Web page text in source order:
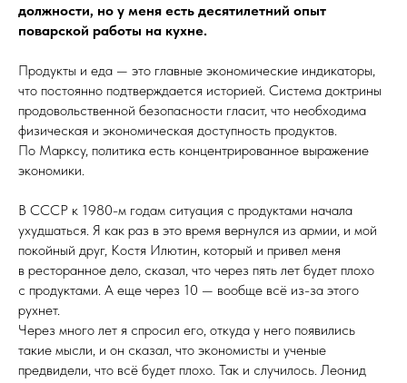
должности, но у меня есть десятилетний опыт
поварской работы на кухне.
Продукты и еда — это главные экономические индикаторы,
что постоянно подтверждается историей. Система доктрины
продовольственной безопасности гласит, что необходима
физическая и экономическая доступность продуктов.
По Марксу, политика есть концентрированное выражение
экономики.
В СССР к 1980-м годам ситуация с продуктами начала
ухудшаться. Я как раз в это время вернулся из армии, и мой
покойный друг, Костя Илютин, который и привел меня
в ресторанное дело, сказал, что через пять лет будет плохо
с продуктами. А еще через 10 — вообще всё из-за этого
рухнет.
Через много лет я спросил его, откуда у него появились
такие мысли, и он сказал, что экономисты и ученые
предвидели, что всё будет плохо. Так и случилось. Леонид